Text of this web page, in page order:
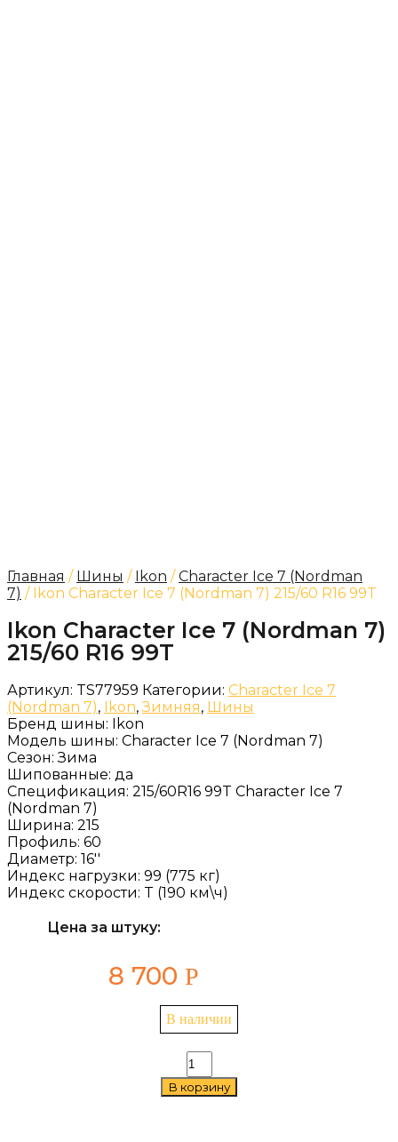
Главная / Шины / Ikon /Character Ice 7 (Nordman
7) / Ikon Character Ice 7 (Nordman 7) 215/60 R16 99T
Ikon Character Ice 7 (Nordman 7)
215/60 R16 99T
Артикул: TS77959 Категории: Character Ice 7
(Nordman 7), Ikon,Зимняя, Шины
Бренд шины: Ikon
Модель шины: Character Ice 7 (Nordman 7)
Сезон:Зима
Шипованные: да
Спецификация: 215/60R16 99T Character Ice 7
(Nordman 7)
Ширина: 215
Профиль: 60
Диаметр: 16''
Индекс нагрузки: 99 (775 кг)
Индекс скорости: T (190 км\ч)
Цена за штуку:
8 700 Р
В наличии
Количество
товара
Ikon
В корзину